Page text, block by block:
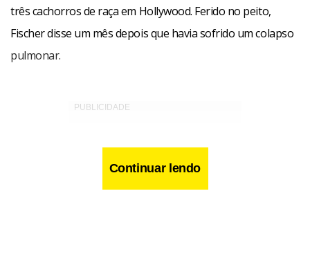
três cachorros de raça em Hollywood. Ferido no peito,
Fischer disse um mês depois que havia sofrido um colapso
pulmonar.
Continuar lendo